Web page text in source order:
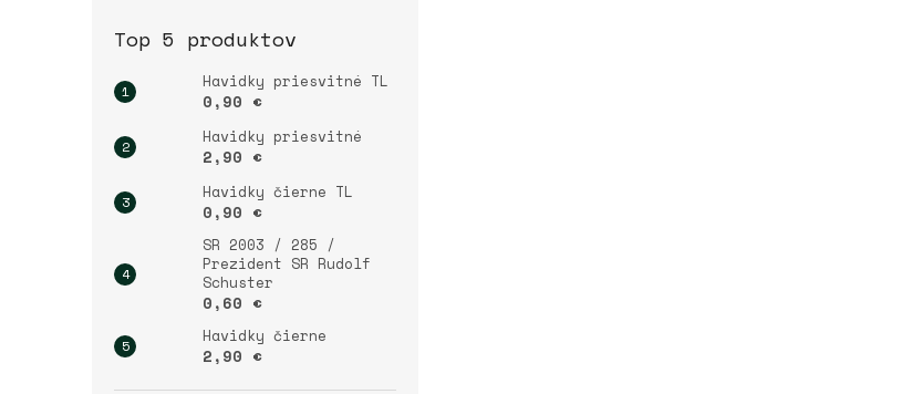
Top 5 produktov
Havidky priesvitné TL
0,90 €
Havidky priesvitné
2,90 €
Havidky čierne TL
0,90 €
SR 2003 / 285 /
Prezident SR Rudolf
Schuster
0,60 €
Havidky čierne
2,90 €